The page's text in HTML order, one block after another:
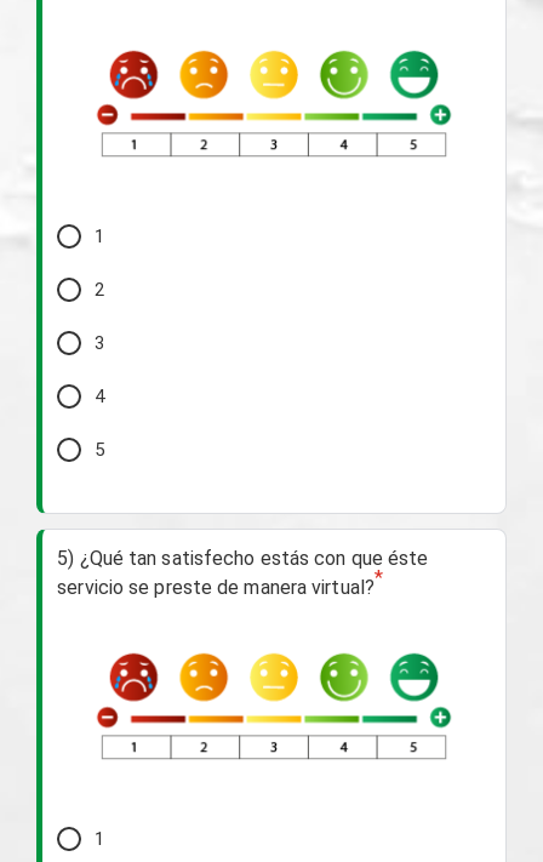
1
2
3
4
5
5) ¿Qué tan satisfecho estás con que éste
servicio se preste de manera virtual?*
1